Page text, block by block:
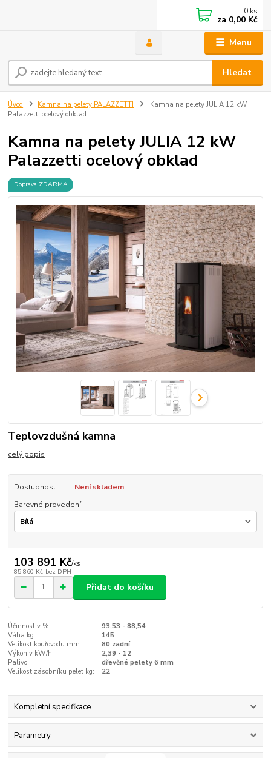
Menu
Hledat
0 ks
za 0,00 Kč
Úvod Kamna na pelety PALAZZETTI
Kamna na pelety JULIA 12 kW
Palazzetti ocelový obklad
Kamna na pelety JULIA 12 kW
Palazzetti ocelový obklad
Doprava ZDARMA
Teplovzdušná kamna
celý popis
Dostupnost
Není skladem
Barevné provedení
103 891 Kč/ks
85 860 Kč bez DPH
Přidat do košíku
Účinnost v %:
93,53 - 88,54
Váha kg:
145
Velikost kouřovodu mm:
80 zadní
Výkon v kW/h:
2,39 - 12
Palivo:
dřevěné pelety 6 mm
Velikost zásobníku pelet kg:
22
Kompletní specifikace
Parametry